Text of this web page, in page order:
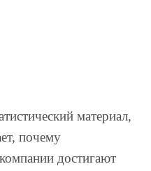
материал,
почему
достигают